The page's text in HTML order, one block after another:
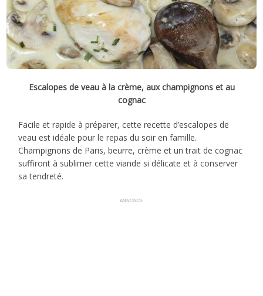
Escalopes de veau à la crème, aux champignons et au
cognac
Facile et rapide à préparer, cette recette d’escalopes de
veau est idéale pour le repas du soir en famille.
Champignons de Paris, beurre, crème et un trait de cognac
suffiront à sublimer cette viande si délicate et à conserver
sa tendreté.
ANNONCE